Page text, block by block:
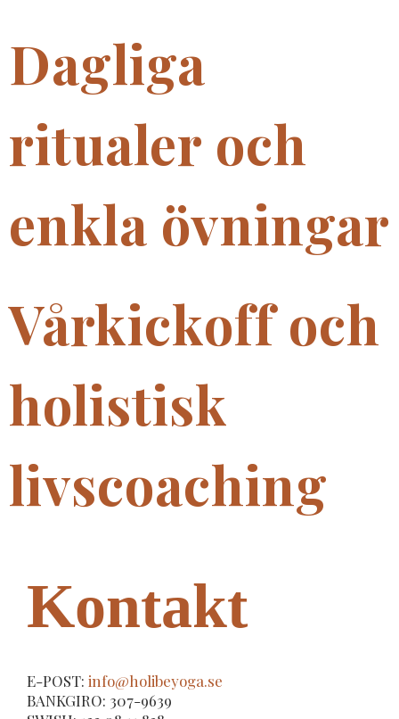
Dagliga
ritualer och
enkla övningar
Vårkickoff och
holistisk
livscoaching
Kontakt
E-POST: info@holibeyoga.se
BANKGIRO: 307-9639